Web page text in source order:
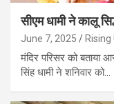
सीएम धामी ने कालू
June 7, 2025
मंदिर परिसर को बताया
सिंह धामी ने शनिवार को…